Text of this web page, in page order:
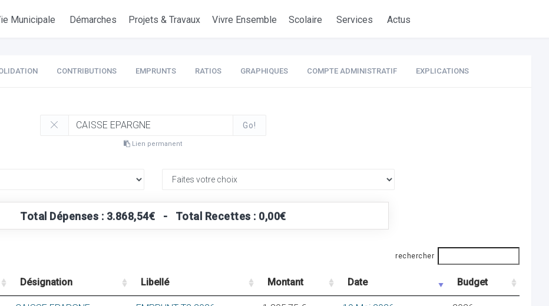
Municipale Démarches Projets & Travaux Vivre Ensemble Scolaire Services Actus
CONTRIBUTIONS EMPRUNTS RATIOS GRAPHIQUES COMPTE ADMINISTRATIF EXPLICATIONS
Go!
Lien permanent
Total Dépenses : 3.868,54€ - Total Recettes : 0,00€
rechercher
Désignation Libellé Montant Date Budget